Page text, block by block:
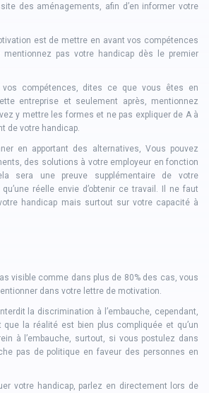
des aménagements, afin d’en informer votre
est de mettre en avant vos compétences
mentionnez pas votre handicap dès le premier
vos compétences, dites ce que vous êtes en
entreprise et seulement après, mentionnez
y mettre les formes et ne pas expliquer de A à
de votre handicap.
en apportant des alternatives, Vous pouvez
des solutions à votre employeur en fonction
sera une preuve supplémentaire de votre
réelle envie d’obtenir ce travail. Il ne faut
handicap mais surtout sur votre capacité à
visible comme dans plus de 80% des cas, vous
dans votre lettre de motivation.
la discrimination à l’embauche, cependant,
la réalité est bien plus compliquée et qu’un
à l’embauche, surtout, si vous postulez dans
pas de politique en faveur des personnes en
votre handicap, parlez en directement lors de